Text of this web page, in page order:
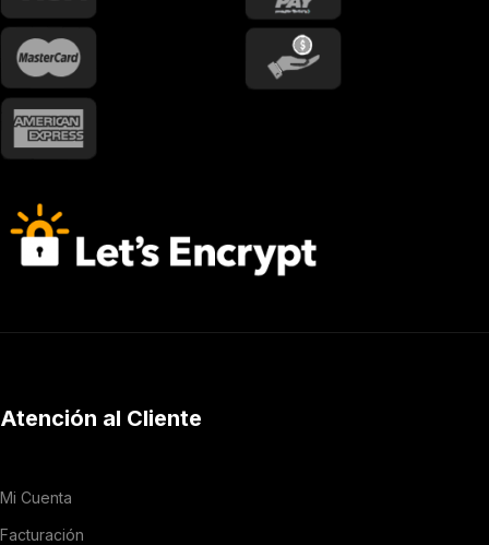
Atención al Cliente
Mi Cuenta
Facturación